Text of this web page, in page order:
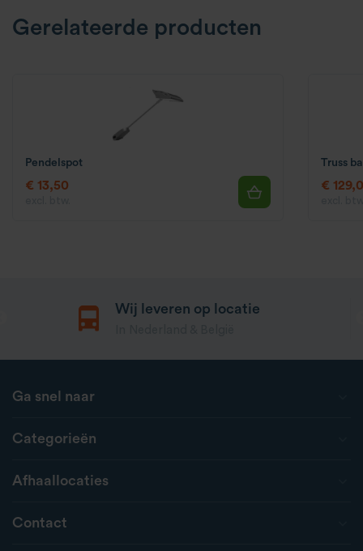
Gerelateerde producten
Pendelspot
€ 13,50
Truss
€
Wij leveren op locatie
Ga snel naar
Categorieën
Afhaallocaties
Contact